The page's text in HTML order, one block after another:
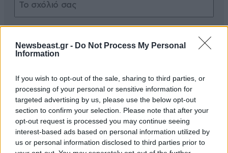
Newsbeast.gr - Do Not Process My Personal
Information
If you wish to opt-out of the sale, sharing to third parties, or
processing of your personal or sensitive information for
targeted advertising by us, please use the below opt-out
section to confirm your selection. Please note that after your
opt-out request is processed you may continue seeing
interest-based ads based on personal information utilized by
us or personal information disclosed to third parties prior to
Διαβάστε και ακολουθήστε τους κανόνες σχολιασμού
TRENDING